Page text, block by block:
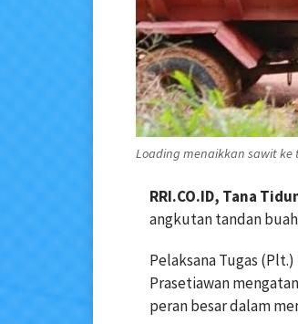
Loading menaikkan sawit ke
RRI.CO.ID, Tana
angkutan tandan
Pelaksana Tugas
Prasetiawan
peran besar dalam